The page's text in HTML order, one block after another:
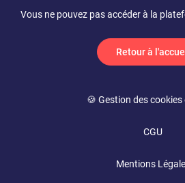
Vous ne pouvez pas accéder à la
Retour à
🍪 Gestion des cookies
CGU
Mentions